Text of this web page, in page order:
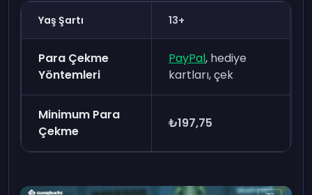
Yaş Şartı 13+
Para Çekme
Yöntemleri
PayPal, hediye
kartları, çek
Minimum Para
Çekme
₺197,75